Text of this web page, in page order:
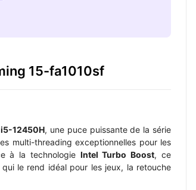
15-fa1010sf
12450H, une puce puissante de la série
multi-threading exceptionnelles pour les
à la technologie Intel Turbo Boost, ce
le rend idéal pour les jeux, la retouche